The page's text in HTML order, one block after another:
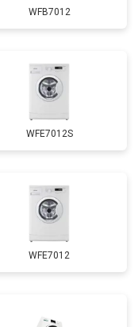
от 3350 ₽ Заказать
от 3450 ₽
от 2100 ₽ Заказать
от 2100 ₽
WFB7012
WFE7012S
WFE7012